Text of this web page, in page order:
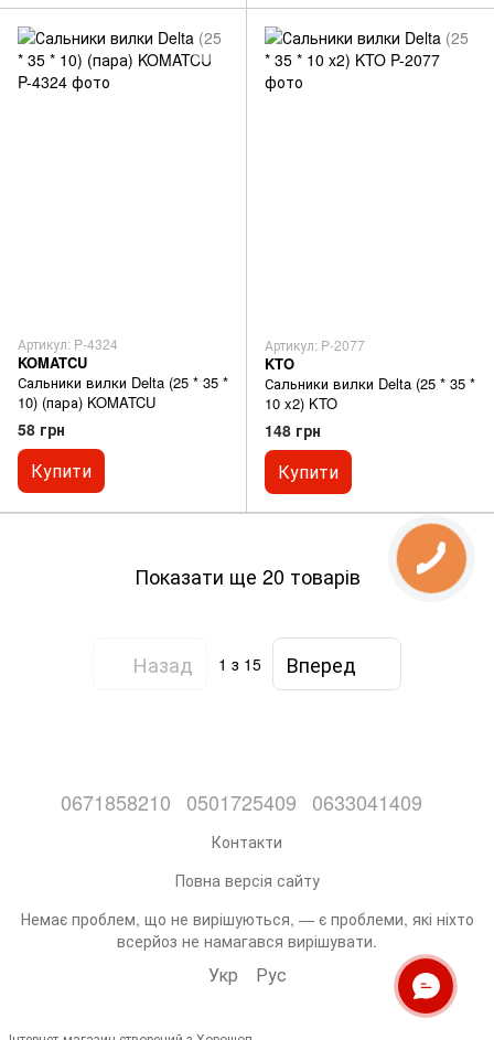
Артикул: P-4324
KOMATCU
Сальники вилки Delta (25 * 35 *
10) (пара) KOMATCU
58 грн
Купити
Артикул: P-2077
KTO
Сальники вилки Delta (25 * 35 *
10 x2) KTO
148 грн
Купити
Показати ще 20 товарів
Назад 1 з 15 Вперед
0671858210 0501725409 0633041409
Контакти
Повна версія сайту
Немає проблем, що не вирішуються, — є проблеми, які ніхто
всерйоз не намагався вирішувати.
Укр Рус